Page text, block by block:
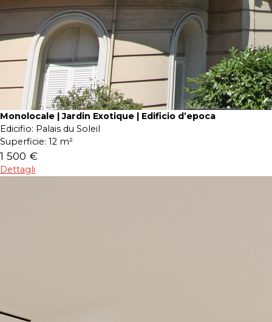
Monolocale | Jardin Exotique | Edificio d’epoca
Edicifio: Palais du Soleil
Superficie: 12 m²
1 500 €
Dettagli